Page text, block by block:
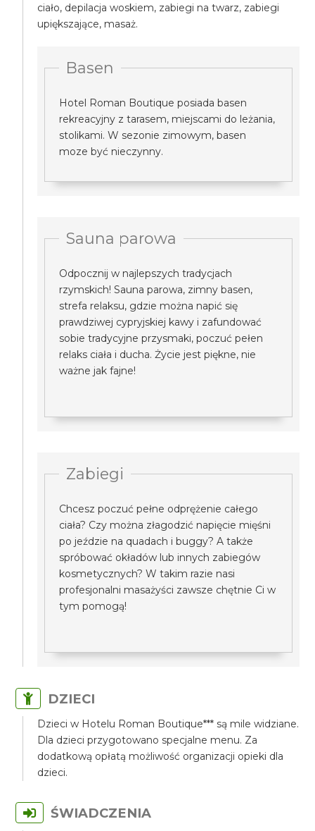
ciało, depilacja woskiem, zabiegi na twarz, zabiegi
upiększające, masaż.
Basen
Hotel Roman Boutique posiada basen
rekreacyjny z tarasem, miejscami do leżania,
stolikami. W sezonie zimowym, basen
moze być nieczynny.
Sauna parowa
Odpocznij w najlepszych tradycjach
rzymskich! Sauna parowa, zimny basen,
strefa relaksu, gdzie można napić się
prawdziwej cypryjskiej kawy i zafundować
sobie tradycyjne przysmaki, poczuć pełen
relaks ciała i ducha. Życie jest piękne, nie
ważne jak fajne!
Zabiegi
Chcesz poczuć pełne odprężenie całego
ciała? Czy można złagodzić napięcie mięśni
po jeździe na quadach i buggy? A także
spróbować okładów lub innych zabiegów
kosmetycznych? W takim razie nasi
profesjonalni masażyści zawsze chętnie Ci w
tym pomogą!
DZIECI
Dzieci w Hotelu Roman Boutique*** są mile widziane.
Dla dzieci przygotowano specjalne menu. Za
dodatkową opłatą możliwość organizacji opieki dla
dzieci.
ŚWIADCZENIA